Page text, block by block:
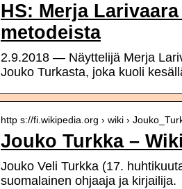
HS: Merja
metodeista
2.9.2018 — Näyttelijä Merja
Jouko Turkasta, joka kuoli
http s://fi.wikipedia.org › wiki ›
Jouko Turkka –
Jouko Veli Turkka (17.
suomalainen ohjaaja ja kirjailija.